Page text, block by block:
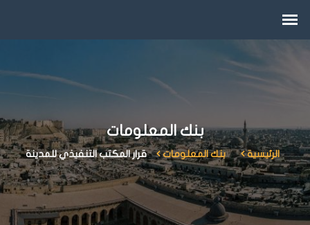
بنك المعلومات
الرئيسية بنك المعلومات قرار المكتب التنفيذي للمدينة